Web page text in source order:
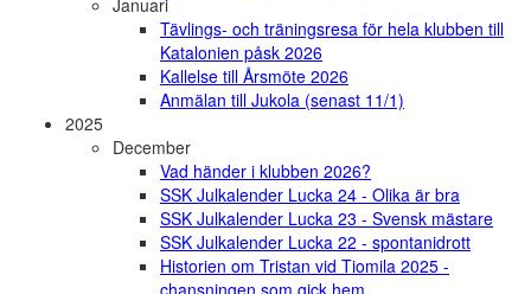
Tävlings- och träningsresa för hela klubben till
Katalonien påsk 2026
Kallelse till Årsmöte 2026
Anmälan till Jukola (senast 11/1)
2025
December
Vad händer i klubben 2026?
SSK Julkalender Lucka 24 - Olika är bra
SSK Julkalender Lucka 23 - Svensk mästare
SSK Julkalender Lucka 22 - spontanidrott
Historien om Tristan vid Tiomila 2025 -
chansningen som gick hem